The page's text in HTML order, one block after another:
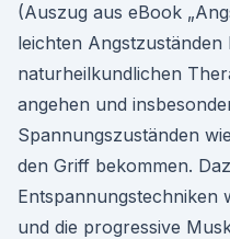
(Auszug aus eBook
leichten
naturheilkundlichen
angehen und
Spannungszuständen
den Griff bekommen.
Entspannungstechniken
und die progressive